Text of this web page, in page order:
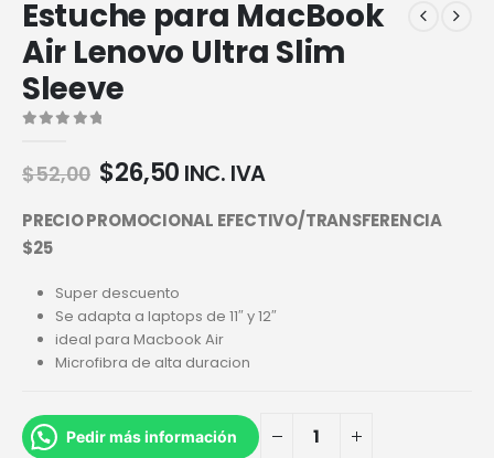
Estuche para MacBook
Air Lenovo Ultra Slim
Sleeve
$52,00 $26,50 INC. IVA
PRECIO PROMOCIONAL EFECTIVO/TRANSFERENCIA
$25
Super descuento
Se adapta a laptops de 11″ y 12″
ideal para Macbook Air
Microfibra de alta duracion
Pedir más información